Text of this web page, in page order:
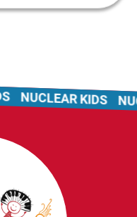
NUCLEAR KIDS